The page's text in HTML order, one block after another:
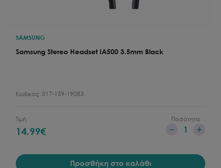
SAMSUNG
Samsung Stereo Headset IA500 3.5mm Black
Κωδικός: 517-159-19083
Τιμή
14.99€
Ποσότητα
1
Προσθήκη στο καλάθι